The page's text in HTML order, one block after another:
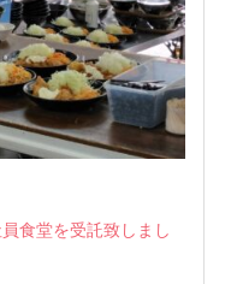
食堂を受託致しまし